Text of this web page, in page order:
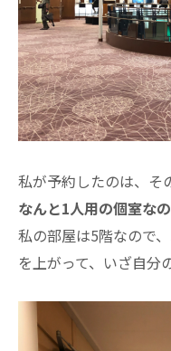
私が予約したのは、そ
なんと1人用の個室なの
私の部屋は5階なので
を上がって、いざ自分